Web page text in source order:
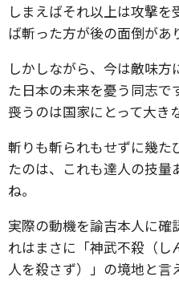
しまえばそれ以上は攻撃
ば斬った方が後の面倒があ
しかしながら、今は敵味方
た日本の未来を憂う同志で
喪うのは国家にとって大き
斬りも斬られもせずに幾
たのは、これも達人の技量
ね。
実際の動機を諭吉本人に確
れはまさに「神武不殺（し
人を殺さず）」の境地と言